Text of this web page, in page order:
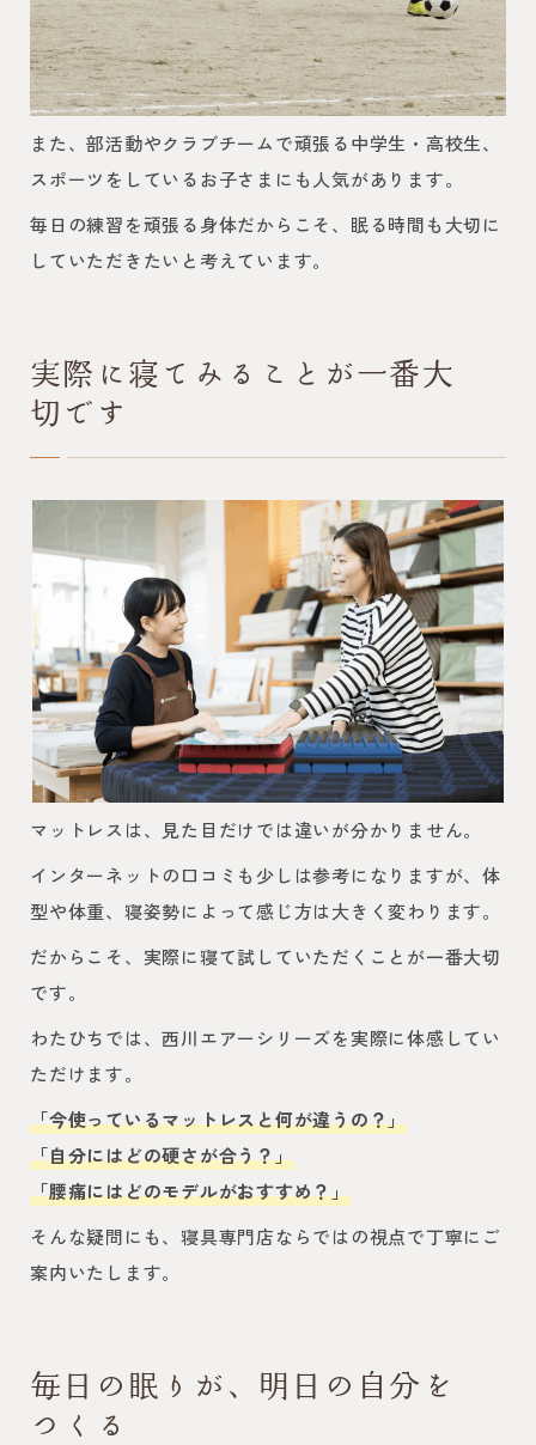
また、部活動やクラブチームで頑張る中学生・高校生、
スポーツをしているお子さまにも人気があります。
毎日の練習を頑張る身体だからこそ、眠る時間も大切に
していただきたいと考えています。
実際に寝てみることが一番大
切です
マットレスは、見た目だけでは違いが分かりません。
インターネットの口コミも少しは参考になりますが、体
型や体重、寝姿勢によって感じ方は大きく変わります。
だからこそ、実際に寝て試していただくことが一番大切
です。
わたひちでは、西川エアーシリーズを実際に体感してい
ただけます。
「今使っているマットレスと何が違うの？」
「自分にはどの硬さが合う？」
「腰痛にはどのモデルがおすすめ？」
そんな疑問にも、寝具専門店ならではの視点で丁寧にご
案内いたします。
毎日の眠りが、明日の自分を
つくる